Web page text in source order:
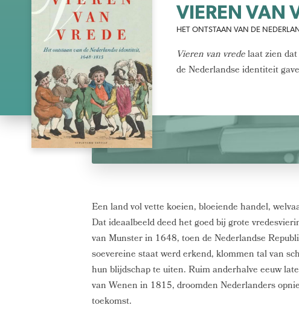
VIEREN VAN
HET ONTSTAAN VAN DE
Vieren van vredelaat zien
de Nederlandse identiteit
Een land vol vette koeien, bloeiende handel,
Dat ideaalbeeld deed het goed bij grote
van Munster in 1648, toen de Nederlandse
soevereine staat werd erkend, klommen tal van
hun blijdschap te uiten. Ruim anderhalve eeuw
van Wenen in 1815, droomden Nederlanders
toekomst.